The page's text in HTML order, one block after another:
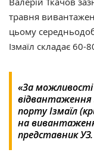
травня
цьому
Ізмаїл складає 60-
«За
відвантаження
порту Ізмаїл
на
представник УЗ.